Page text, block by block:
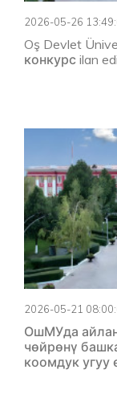
2026-05-26
Oş Devlet
конкурс ilan
2026-05-21
ОшМУда
чөйрөнү
коомдук угуу